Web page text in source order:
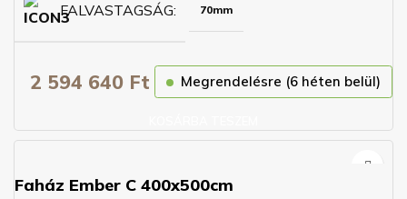
FALVASTAGSÁG 70mm
2 594 640 Ft Megrendelésre (6 héten belül)
Faház Ember C 400x500cm